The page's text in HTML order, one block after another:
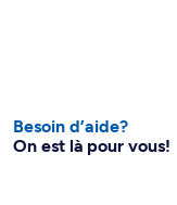
Besoin d’aide?
On est là pour vous!